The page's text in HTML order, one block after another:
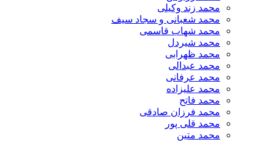
محمد زند وکیلی
محمد شعبانی و سجاد سیف
محمد شهاب قاسمی
​محمد شیردل
محمد ظهرابی
محمد عبدالی
محمد عرفانی
محمد علیزاده
محمد فاتح
محمد فرزان صادقی
محمد قلی پور
محمد متین